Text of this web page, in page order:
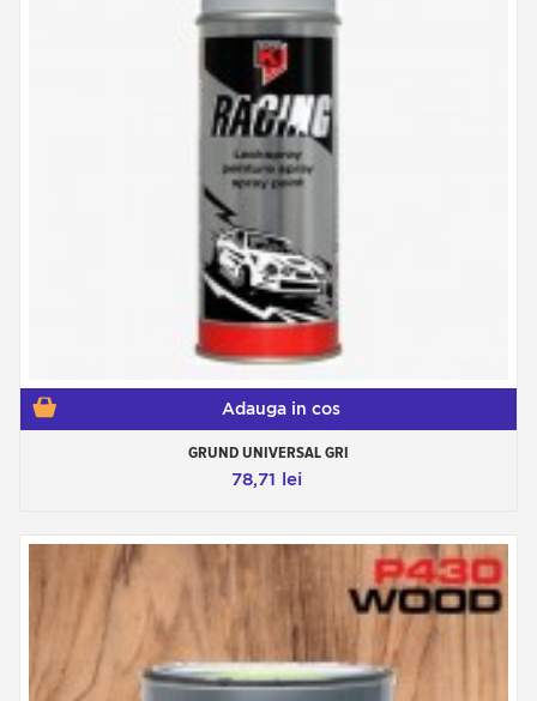
Adauga in cos
GRUND UNIVERSAL GRI
78,71 lei